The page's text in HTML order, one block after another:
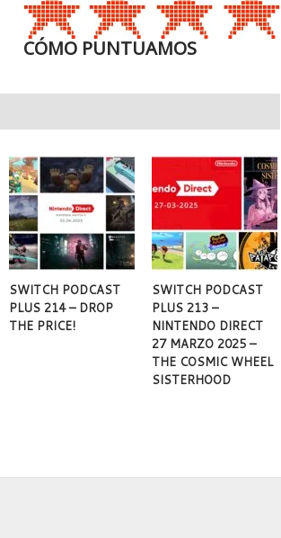
CÓMO PUNTUAMOS
SWITCH PODCAST
PLUS 214 – DROP
THE PRICE!
SWITCH PODCAST
PLUS 213 –
NINTENDO DIRECT
27 MARZO 2025 –
THE COSMIC WHEEL
SISTERHOOD